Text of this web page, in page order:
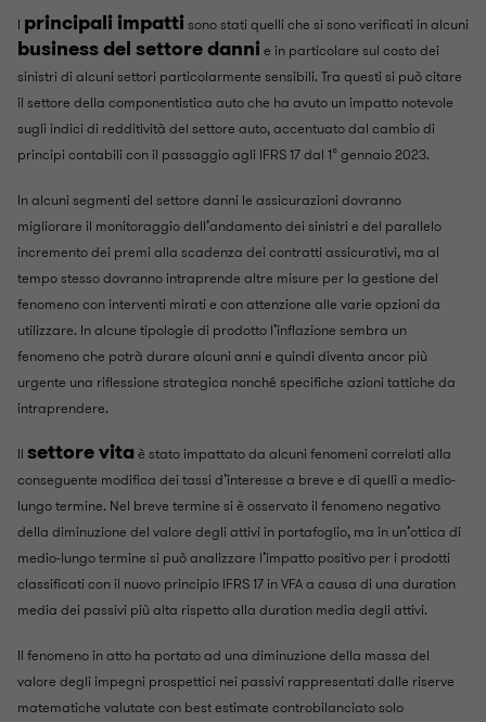
I principali impattisono stati quelli che si sono verificati in alcuni
business del settore dannie in particolare sul costo dei
sinistri di alcuni settori particolarmente sensibili. Tra questi si può citare
il settore della componentistica auto che ha avuto un impatto notevole
sugli indici di redditività del settore auto, accentuato dal cambio di
principi contabili con il passaggio agli IFRS 17 dal 1° gennaio 2023.
In alcuni segmenti del settore danni le assicurazioni dovranno
migliorare il monitoraggio dell’andamento dei sinistri e del parallelo
incremento dei premi alla scadenza dei contratti assicurativi, ma al
tempo stesso dovranno intraprende altre misure per la gestione del
fenomeno con interventi mirati e con attenzione alle varie opzioni da
utilizzare. In alcune tipologie di prodotto l’inflazione sembra un
fenomeno che potrà durare alcuni anni e quindi diventa ancor più
urgente una riflessione strategica nonché specifiche azioni tattiche da
intraprendere.
Il settore vitaè stato impattato da alcuni fenomeni correlati alla
conseguente modifica dei tassi d’interesse a breve e di quelli a medio-
lungo termine. Nel breve termine si è osservato il fenomeno negativo
della diminuzione del valore degli attivi in portafoglio, ma in un’ottica di
medio-lungo termine si può analizzare l’impatto positivo per i prodotti
classificati con il nuovo principio IFRS 17 in VFA a causa di una duration
media dei passivi più alta rispetto alla duration media degli attivi.
Il fenomeno in atto ha portato ad una diminuzione della massa del
valore degli impegni prospettici nei passivi rappresentati dalle riserve
matematiche valutate con best estimate controbilanciato solo